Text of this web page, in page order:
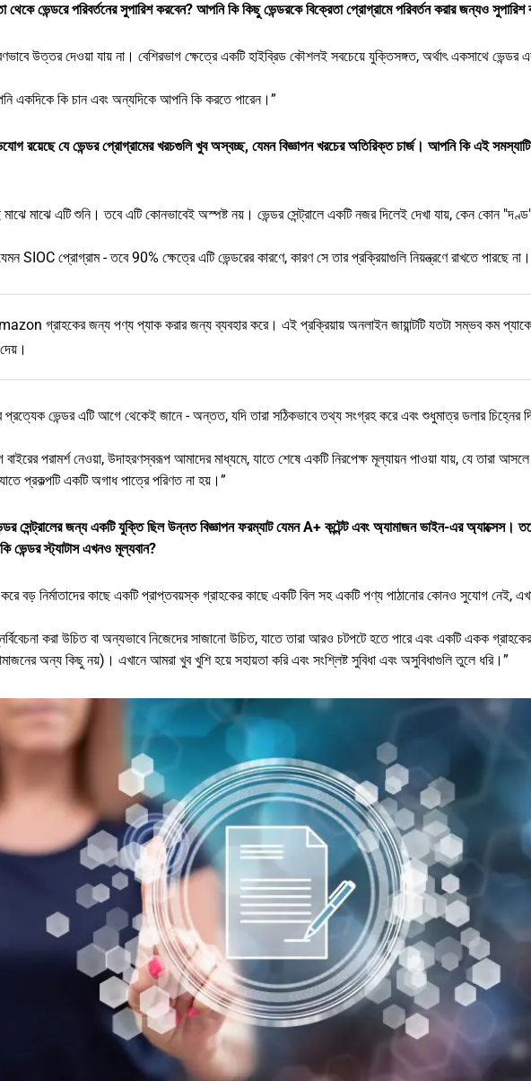
ভেন্ডরে পরিবর্তনের সুপারিশ করবেন? আপনি কি কিছু ভেন্ডরকে বিক্রেতা প্রোগ্রামে পরিবর্তন করার জন্যও সুপারিশ
উত্তর দেওয়া যায় না। বেশিরভাগ ক্ষেত্রে একটি হাইব্রিড কৌশলই সবচেয়ে যুক্তিসঙ্গত, অর্থাৎ একসাথে ভেন্ডর
একদিকে কি চান এবং অন্যদিকে আপনি কি করতে পারেন।”
যে ভেন্ডর প্রোগ্রামের খরচগুলি খুব অস্বচ্ছ, যেমন বিজ্ঞাপন খরচের অতিরিক্ত চার্জ। আপনি কি এই
মাঝে এটি শুনি। তবে এটি কোনভাবেই অস্পষ্ট নয়। ভেন্ডর সেন্ট্রালে একটি নজর দিলেই দেখা যায়, কেন কোন
SIOC প্রোগ্রাম - তবে 90% ক্ষেত্রে এটি ভেন্ডরের কারণে, কারণ সে তার প্রক্রিয়াগুলি নিয়ন্ত্রণে রাখতে পারছে না।
গ্রাহকের জন্য পণ্য প্যাক করার জন্য ব্যবহার করে। এই প্রক্রিয়ায় অনলাইন জায়ান্টটি যতটা সম্ভব কম
প্রত্যেক ভেন্ডর এটি আগে থেকেই জানে - অন্তত, যদি তারা সঠিকভাবে তথ্য সংগ্রহ করে এবং শুধুমাত্র ডলার চিহ্নের
পরামর্শ নেওয়া, উদাহরণস্বরূপ আমাদের মাধ্যমে, যাতে শেষে একটি নিরপেক্ষ মূল্যায়ন পাওয়া যায়, যে তারা আসলে
প্রকল্পটি একটি অগাধ পাত্রে পরিণত না হয়।”
জন্য একটি যুক্তি ছিল উন্নত বিজ্ঞাপন ফরম্যাট যেমন A+ কন্টেন্ট এবং অ্যামাজন ভাইন-এর অ্যাক্সেস।
ভেন্ডর স্ট্যাটাস এখনও মূল্যবান?
বড় নির্মাতাদের কাছে একটি প্রাপ্তবয়স্ক গ্রাহকের কাছে একটি বিল সহ একটি পণ্য পাঠানোর কোনও সুযোগ নেই,
করা উচিত বা অন্যভাবে নিজেদের সাজানো উচিত, যাতে তারা আরও চটপটে হতে পারে এবং একটি একক
অন্য কিছু নয়)। এখানে আমরা খুব খুশি হয়ে সহায়তা করি এবং সংশ্লিষ্ট সুবিধা এবং অসুবিধাগুলি তুলে ধরি।”